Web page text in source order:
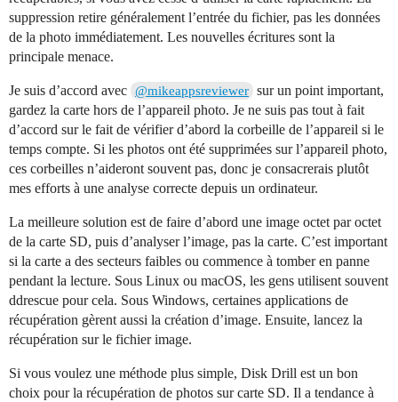
suppression retire généralement l’entrée du fichier, pas les données
de la photo immédiatement. Les nouvelles écritures sont la
principale menace.
Je suis d’accord avec @mikeappsreviewer sur un point important,
gardez la carte hors de l’appareil photo. Je ne suis pas tout à fait
d’accord sur le fait de vérifier d’abord la corbeille de l’appareil si le
temps compte. Si les photos ont été supprimées sur l’appareil photo,
ces corbeilles n’aideront souvent pas, donc je consacrerais plutôt
mes efforts à une analyse correcte depuis un ordinateur.
La meilleure solution est de faire d’abord une image octet par octet
de la carte SD, puis d’analyser l’image, pas la carte. C’est important
si la carte a des secteurs faibles ou commence à tomber en panne
pendant la lecture. Sous Linux ou macOS, les gens utilisent souvent
ddrescue pour cela. Sous Windows, certaines applications de
récupération gèrent aussi la création d’image. Ensuite, lancez la
récupération sur le fichier image.
Si vous voulez une méthode plus simple, Disk Drill est un bon
choix pour la récupération de photos sur carte SD. Il a tendance à